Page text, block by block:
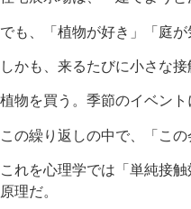
でも、「植物が好き」「庭
しかも、来るたびに小さな接
植物を買う。季節のイベン
この繰り返しの中で、「こ
これを心理学では「単純接
原理だ。